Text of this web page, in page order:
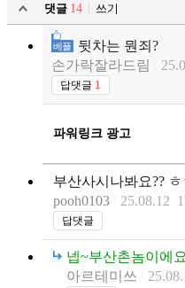
댓글 14
쓰기
베플
뒷차는 뭔죄?
손가락잘라드림
답댓글 1
파워링크 광고
부산사시나봐요??
pooh0103
25.08.12
답댓글
넵~부산촌놈이에
아르테미쓰